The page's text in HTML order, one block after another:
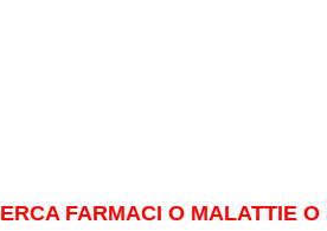
FARMACI O MALATTIE